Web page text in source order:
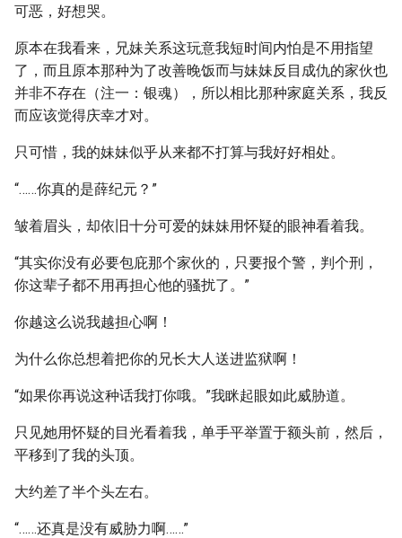
可恶，好想哭。
原本在我看来，兄妹关系这玩意我短时间内怕是不用指望
了，而且原本那种为了改善晚饭而与妹妹反目成仇的家伙也
并非不存在（注一：银魂），所以相比那种家庭关系，我反
而应该觉得庆幸才对。
只可惜，我的妹妹似乎从来都不打算与我好好相处。
“……你真的是薛纪元？”
皱着眉头，却依旧十分可爱的妹妹用怀疑的眼神看着我。
“其实你没有必要包庇那个家伙的，只要报个警，判个刑，
你这辈子都不用再担心他的骚扰了。”
你越这么说我越担心啊！
为什么你总想着把你的兄长大人送进监狱啊！
“如果你再说这种话我打你哦。”我眯起眼如此威胁道。
只见她用怀疑的目光看着我，单手平举置于额头前，然后，
平移到了我的头顶。
大约差了半个头左右。
“……还真是没有威胁力啊……”